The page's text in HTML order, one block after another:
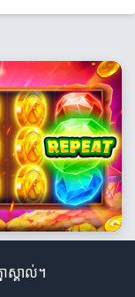
ស្គាល់។